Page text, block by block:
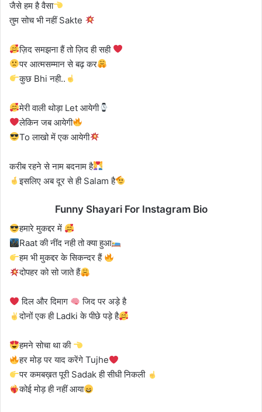
जैसे हम है वैसा
तुम सोच भी नहीं Sakte
ज़िद समझना हैं तो ज़िद ही सही
पर आत्मसम्मान से बढ़ कर
कुछ Bhi नही..
मेरी वाली थोड़ा Let आयेगी
लेकिन जब आयेगी
To लाखो में एक आयेगी
करीब रहने से नाम बदनाम है
इसलिए अब दूर से ही Salam है
Funny Shayari For Instagram Bio
हमारे मुकद्दर में
Raat की नींद नही तो क्या हुआ
हम भी मुकद्दर के सिकन्दर हैं
दोपहर को सो जाते हैं
दिल और दिमाग
जिद पर अड़े है
दोनों एक ही Ladki के पीछे पड़े है
हमने सोचा था की
हर मोड़ पर याद करेंगे Tujhe
पर कमबख़त पूरी Sadak ही सीधी निकली
कोई मोड़ ही नहीं आया